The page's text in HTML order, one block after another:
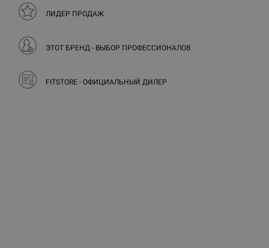
ЛИДЕР ПРОДАЖ
ЭТОТ БРЕНД - ВЫБОР ПРОФЕССИОНАЛОВ
FITSTORE - ОФИЦИАЛЬНЫЙ ДИЛЕР